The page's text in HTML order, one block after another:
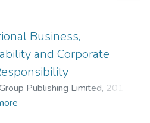
Business,
and Corporate
Publishing Limited, 2013
;